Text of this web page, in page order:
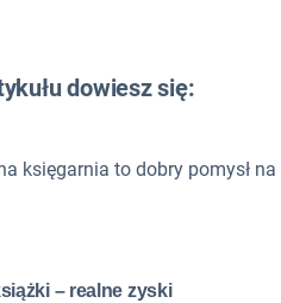
dowiesz się:
księgarnia to dobry pomysł na
– realne zyski